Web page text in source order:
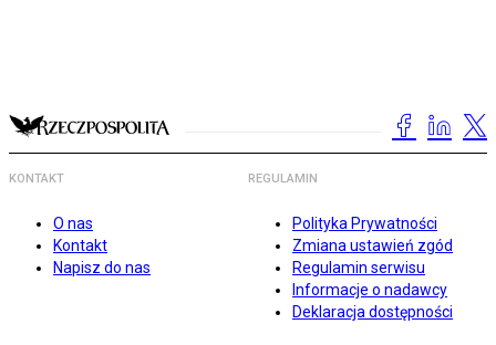
KONTAKT
O nas
Kontakt
Napisz do nas
REGULAMIN
Polityka Prywatności
Zmiana ustawień zgód
Regulamin serwisu
Informacje o nadawcy
Deklaracja dostępności